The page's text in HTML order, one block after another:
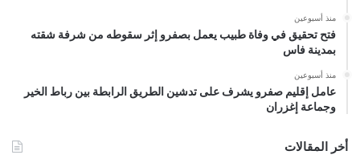
منذ أسبوعين
فتح تحقيق في وفاة طبيب يعمل بصفرو إثر سقوطه من شرفة شقته
بمدينة فاس
منذ أسبوعين
عامل إقليم صفرو يشرف على تدشين الطريق الرابطة بين رباط الخير
وجماعة إغزران
أخر المقالات